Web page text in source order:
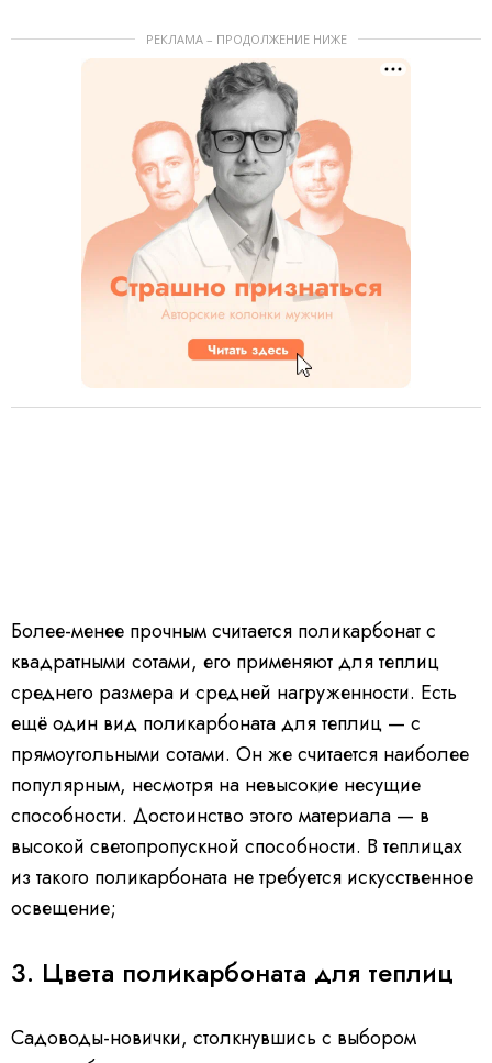
РЕКЛАМА – ПРОДОЛЖЕНИЕ НИЖЕ
Более-менее прочным считается поликарбонат с
квадратными сотами, его применяют для теплиц
среднего размера и средней нагруженности. Есть
ещё один вид поликарбоната для теплиц — с
прямоугольными сотами. Он же считается наиболее
популярным, несмотря на невысокие несущие
способности. Достоинство этого материала — в
высокой светопропускной способности. В теплицах
из такого поликарбоната не требуется искусственное
освещение;
3. Цвета поликарбоната для теплиц
Садоводы-новички, столкнувшись с выбором